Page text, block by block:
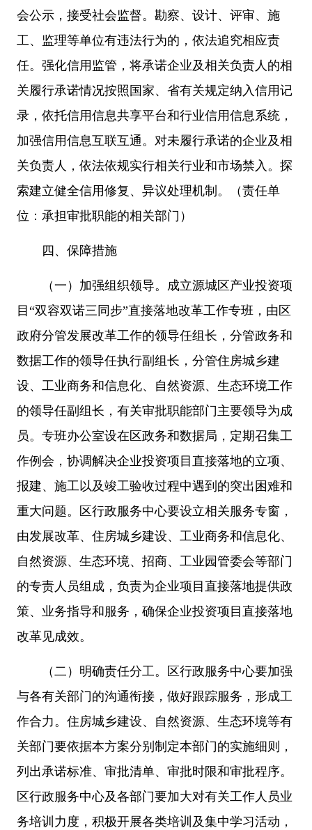
会公示，接受社会监督。勘察、设计、评审、施
工、监理等单位有违法行为的，依法追究相应责
任。强化信用监管，将承诺企业及相关负责人的相
关履行承诺情况按照国家、省有关规定纳入信用记
录，依托信用信息共享平台和行业信用信息系统，
加强信用信息互联互通。对未履行承诺的企业及相
关负责人，依法依规实行相关行业和市场禁入。探
索建立健全信用修复、异议处理机制。（责任单
位：承担审批职能的相关部门）
四、保障措施
（一）加强组织领导。成立源城区产业投资项
目“双容双诺三同步”直接落地改革工作专班，由区
政府分管发展改革工作的领导任组长，分管政务和
数据工作的领导任执行副组长，分管住房城乡建
设、工业商务和信息化、自然资源、生态环境工作
的领导任副组长，有关审批职能部门主要领导为成
员。专班办公室设在区政务和数据局，定期召集工
作例会，协调解决企业投资项目直接落地的立项、
报建、施工以及竣工验收过程中遇到的突出困难和
重大问题。区行政服务中心要设立相关服务专窗，
由发展改革、住房城乡建设、工业商务和信息化、
自然资源、生态环境、招商、工业园管委会等部门
的专责人员组成，负责为企业项目直接落地提供政
策、业务指导和服务，确保企业投资项目直接落地
改革见成效。
（二）明确责任分工。区行政服务中心要加强
与各有关部门的沟通衔接，做好跟踪服务，形成工
作合力。住房城乡建设、自然资源、生态环境等有
关部门要依据本方案分别制定本部门的实施细则，
列出承诺标准、审批清单、审批时限和审批程序。
区行政服务中心及各部门要加大对有关工作人员业
务培训力度，积极开展各类培训及集中学习活动，